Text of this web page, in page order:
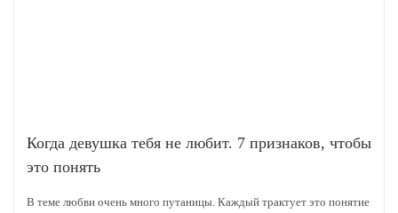
Когда девушка тебя не любит. 7 признаков, чтобы
это понять
В теме любви очень много путаницы. Каждый трактует это понятие